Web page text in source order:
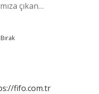
çıkan…
fifo.com.tr